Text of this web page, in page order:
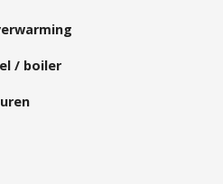
/ boiler